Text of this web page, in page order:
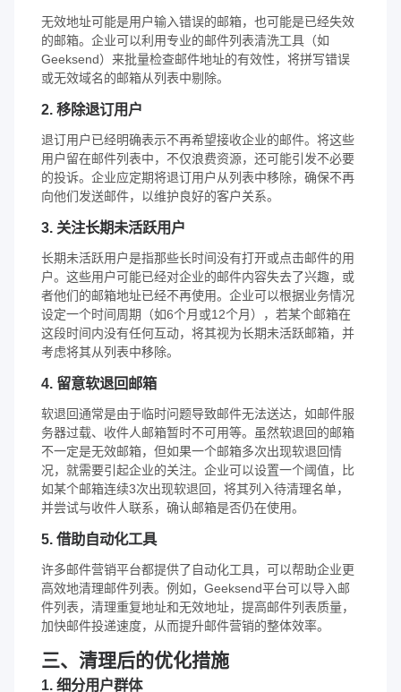
无效地址可能是用户输入错误的邮箱，也可能是已经失效
的邮箱。企业可以利用专业的邮件列表清洗工具（如
Geeksend）来批量检查邮件地址的有效性，将拼写错误
或无效域名的邮箱从列表中剔除。
2. 移除退订用户
退订用户已经明确表示不再希望接收企业的邮件。将这些
用户留在邮件列表中，不仅浪费资源，还可能引发不必要
的投诉。企业应定期将退订用户从列表中移除，确保不再
向他们发送邮件，以维护良好的客户关系。
3. 关注长期未活跃用户
长期未活跃用户是指那些长时间没有打开或点击邮件的用
户。这些用户可能已经对企业的邮件内容失去了兴趣，或
者他们的邮箱地址已经不再使用。企业可以根据业务情况
设定一个时间周期（如6个月或12个月），若某个邮箱在
这段时间内没有任何互动，将其视为长期未活跃邮箱，并
考虑将其从列表中移除。
4. 留意软退回邮箱
软退回通常是由于临时问题导致邮件无法送达，如邮件服
务器过载、收件人邮箱暂时不可用等。虽然软退回的邮箱
不一定是无效邮箱，但如果一个邮箱多次出现软退回情
况，就需要引起企业的关注。企业可以设置一个阈值，比
如某个邮箱连续3次出现软退回，将其列入待清理名单，
并尝试与收件人联系，确认邮箱是否仍在使用。
5. 借助自动化工具
许多邮件营销平台都提供了自动化工具，可以帮助企业更
高效地清理邮件列表。例如，Geeksend平台可以导入邮
件列表，清理重复地址和无效地址，提高邮件列表质量，
加快邮件投递速度，从而提升邮件营销的整体效率。
三、清理后的优化措施
1. 细分用户群体